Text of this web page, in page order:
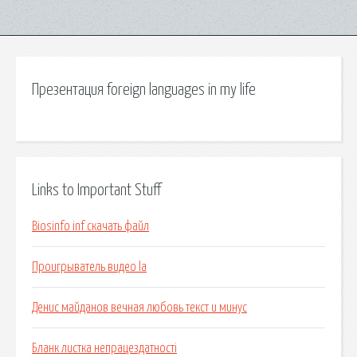
Презентация foreign languages in my life
Links to Important Stuff
Biosinfo inf скачать файл
Проигрыватель видео la
Денис майданов вечная любовь текст и минус
Бланк листка непрацездатності